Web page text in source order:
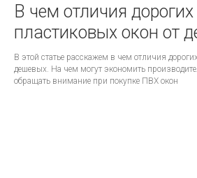
В чем отличия дорогих
пластиковых окон от
В этой статье расскажем в чем отличия
дешевых. На чем могут экономить
обращать внимание при покупке ПВХ окон